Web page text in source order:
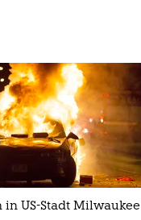
US-Stadt Milwaukee